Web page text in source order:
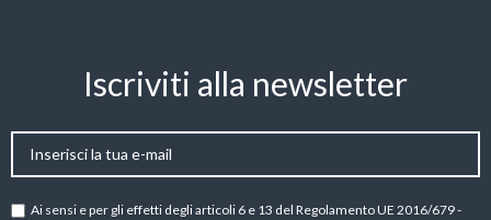
Iscriviti alla newsletter
Ai sensi e per gli effetti degli articoli 6 e 13 del Regolamento UE 2016/679 -